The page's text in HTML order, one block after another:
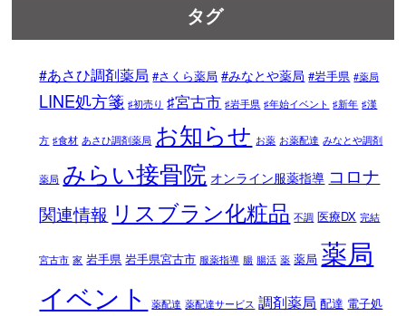
タグ
#あさひ調剤薬局 #さくら薬局 #みなとや薬局 #岩手県 #薬局
LINE処方箋 ♯初売り ♯宮古市 ♯岩手県 ♯年始イベント ♯新年 ♯漢
方 ♯食材 あさひ調剤薬局 お知らせ お薬 お薬配達 みなとや調剤
薬局 みらい接骨院 オンライン服薬指導 コロナ
関連情報 リスブラン化粧品 不調 医療DX 完結
宮古市 家 岩手県 岩手県宮古市 服薬指導 腸 腸活 薬 薬局 薬局
イベント
薬配達 薬配達サービス 調剤薬局 配達 電子処